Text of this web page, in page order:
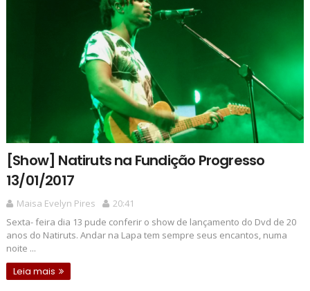
[Show] Natiruts na Fundição Progresso
13/01/2017
Maisa Evelyn Pires
20:41
Sexta- feira dia 13 pude conferir o show de lançamento do Dvd de 20
anos do Natiruts. Andar na Lapa tem sempre seus encantos, numa
noite ...
Leia mais